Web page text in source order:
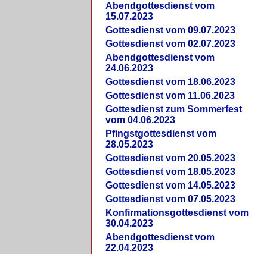
Abendgottesdienst vom
15.07.2023
Gottesdienst vom 09.07.2023
Gottesdienst vom 02.07.2023
Abendgottesdienst vom
24.06.2023
Gottesdienst vom 18.06.2023
Gottesdienst vom 11.06.2023
Gottesdienst zum Sommerfest
vom 04.06.2023
Pfingstgottesdienst vom
28.05.2023
Gottesdienst vom 20.05.2023
Gottesdienst vom 18.05.2023
Gottesdienst vom 14.05.2023
Gottesdienst vom 07.05.2023
Konfirmationsgottesdienst vom
30.04.2023
Abendgottesdienst vom
22.04.2023